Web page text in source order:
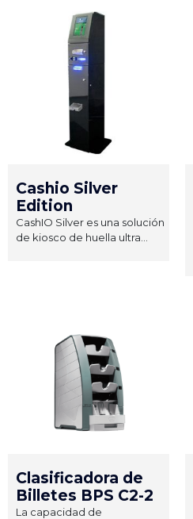
Cashio Silver
Edition
CashIO Silver es una solución
de kiosco de huella ultra...
Clasificadora de
Billetes BPS C2-2
La capacidad de